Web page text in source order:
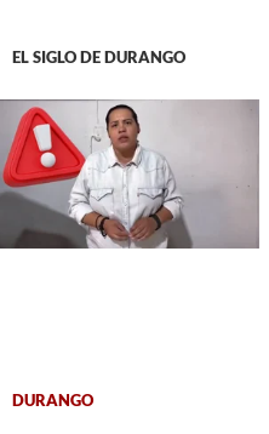
EL SIGLO DE DURANGO
DURANGO